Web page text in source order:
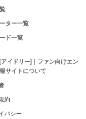
ター一覧
ド一覧
イドリー]｜ファン向けエン
サイトについて
約
バシー